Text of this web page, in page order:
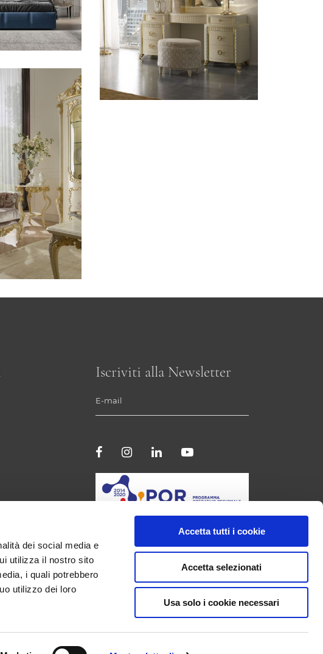
dei social media e
utilizza il nostro sito
i quali potrebbero
utilizzo dei loro
Accetta tutti i cookie
Accetta selezionati
Usa solo i cookie necessari
CONTEMPORANEO /
CAMERE
Babila
/
Iscriviti alla Newsletter
Fiscale: 00244390506 || REA: PI63811 || Pec::